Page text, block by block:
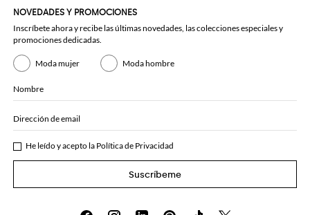
NOVEDADES Y PROMOCIONES
Inscríbete ahora y recibe las últimas novedades, las colecciones especiales y
promociones dedicadas.
Moda mujer Moda hombre
Nombre
Dirección de email
He leído y acepto la Política de Privacidad
Suscríbeme